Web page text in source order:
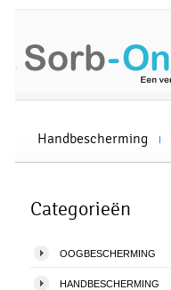
Handbescherming
Categorieën
OOGBESCHERMING
HANDBESCHERMING